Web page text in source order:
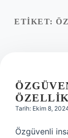
ETIKET:
Tarih: Ekim 8,
Özgüvenli